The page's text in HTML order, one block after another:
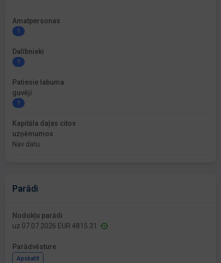
Amatpersonas
1
Dalībnieki
1
Patiesie labuma
guvēji
1
Kapitāla daļas citos
uzņēmumos
Nav datu
Parādi
Nodokļu parādi
uz 07.07.2026 EUR 4815.31
Parādvēsture
Apskatīt